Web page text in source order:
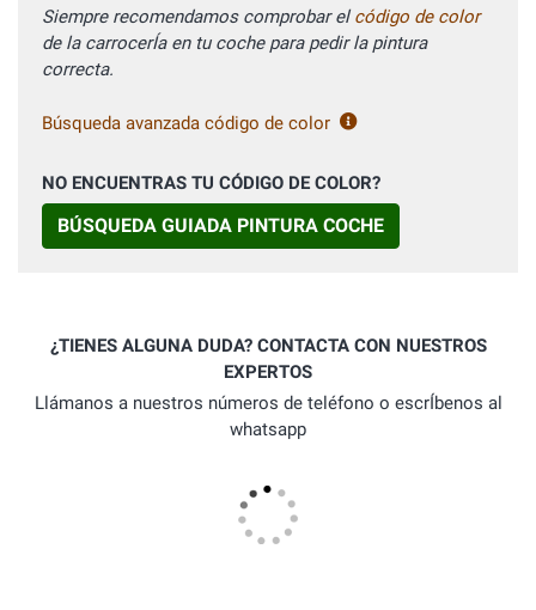
Siempre recomendamos comprobar elcódigo de color
de la carrocerÍa en tu coche para pedir la pintura
correcta.
Búsqueda avanzada código de color
NO ENCUENTRAS TU CÓDIGO DE COLOR?
BÚSQUEDA GUIADA PINTURA COCHE
¿TIENES ALGUNA DUDA? CONTACTA CON NUESTROS
EXPERTOS
Llámanos a nuestros números de teléfono o escrÍbenos al
whatsapp